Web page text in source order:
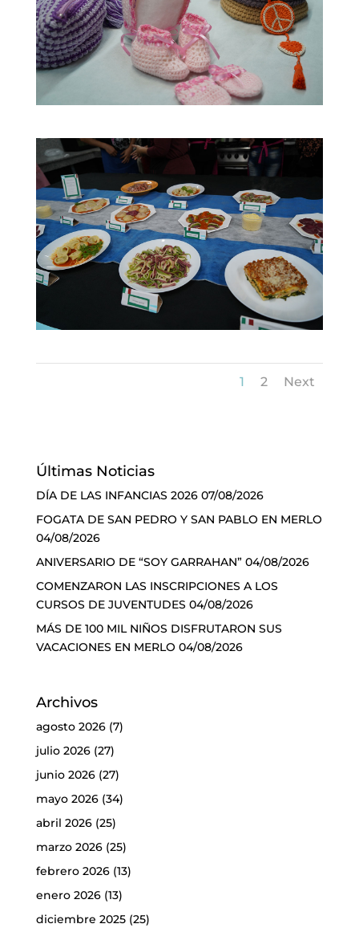
1 2 Next
Últimas Noticias
DÍA DE LAS INFANCIAS 2026 07/08/2026
FOGATA DE SAN PEDRO Y SAN PABLO EN MERLO
04/08/2026
ANIVERSARIO DE “SOY GARRAHAN” 04/08/2026
COMENZARON LAS INSCRIPCIONES A LOS
CURSOS DE JUVENTUDES 04/08/2026
MÁS DE 100 MIL NIÑOS DISFRUTARON SUS
VACACIONES EN MERLO 04/08/2026
Archivos
agosto 2026(7)
julio 2026(27)
junio 2026(27)
mayo 2026(34)
abril 2026(25)
marzo 2026(25)
febrero 2026(13)
enero 2026(13)
diciembre 2025(25)